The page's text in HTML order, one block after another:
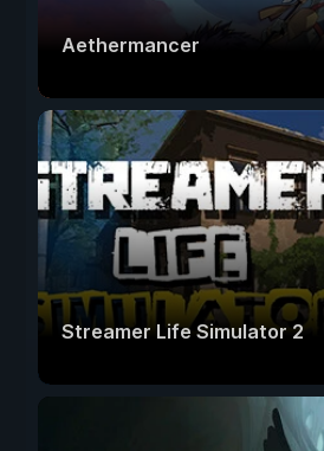
Aethermancer
Streamer Life Simulator 2